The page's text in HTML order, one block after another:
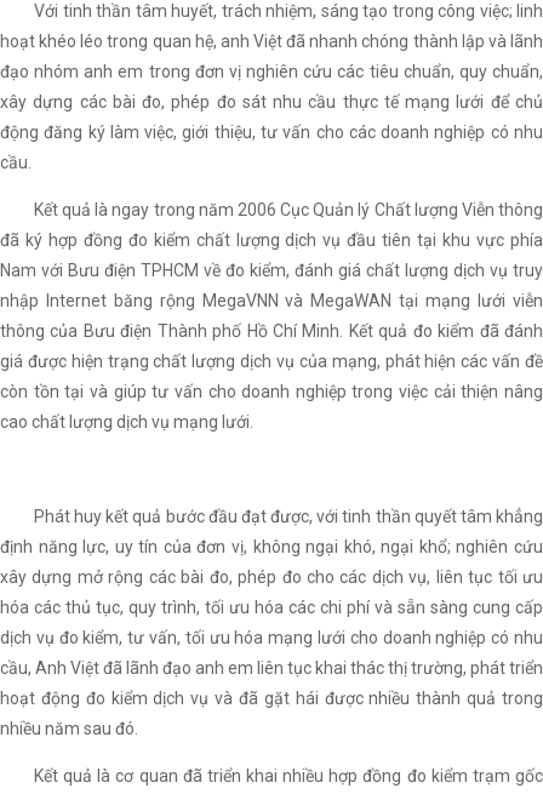
Với tinh thần tâm huyết, trách nhiệm, sáng tạo trong công việc; linh
hoạt khéo léo trong quan hệ, anh Việt đã nhanh chóng thành lập và lãnh
đạo nhóm anh em trong đơn vị nghiên cứu các tiêu chuẩn, quy chuẩn,
xây dựng các bài đo, phép đo sát nhu cầu thực tế mạng lưới để chủ
động đăng ký làm việc, giới thiệu, tư vấn cho các doanh nghiệp có nhu
cầu.
Kết quả là ngay trong năm 2006 Cục Quản lý Chất lượng Viễn thông
đã ký hợp đồng đo kiểm chất lượng dịch vụ đầu tiên tại khu vực phía
Nam với Bưu điện TPHCM về đo kiểm, đánh giá chất lượng dịch vụ truy
nhập Internet băng rộng MegaVNN và MegaWAN tại mạng lưới viễn
thông của Bưu điện Thành phố Hồ Chí Minh. Kết quả đo kiểm đã đánh
giá được hiện trạng chất lượng dịch vụ của mạng, phát hiện các vấn đề
còn tồn tại và giúp tư vấn cho doanh nghiệp trong việc cải thiện nâng
cao chất lượng dịch vụ mạng lưới.
Phát huy kết quả bước đầu đạt được, với tinh thần quyết tâm khẳng
định năng lực, uy tín của đơn vị, không ngại khó, ngại khổ; nghiên cứu
xây dựng mở rộng các bài đo, phép đo cho các dịch vụ, liên tục tối ưu
hóa các thủ tục, quy trình, tối ưu hóa các chi phí và sẵn sàng cung cấp
dịch vụ đo kiểm, tư vấn, tối ưu hóa mạng lưới cho doanh nghiệp có nhu
cầu, Anh Việt đã lãnh đạo anh em liên tục khai thác thị trường, phát triển
hoạt động đo kiểm dịch vụ và đã gặt hái được nhiều thành quả trong
nhiều năm sau đó.
Kết quả là cơ quan đã triển khai nhiều hợp đồng đo kiểm trạm gốc